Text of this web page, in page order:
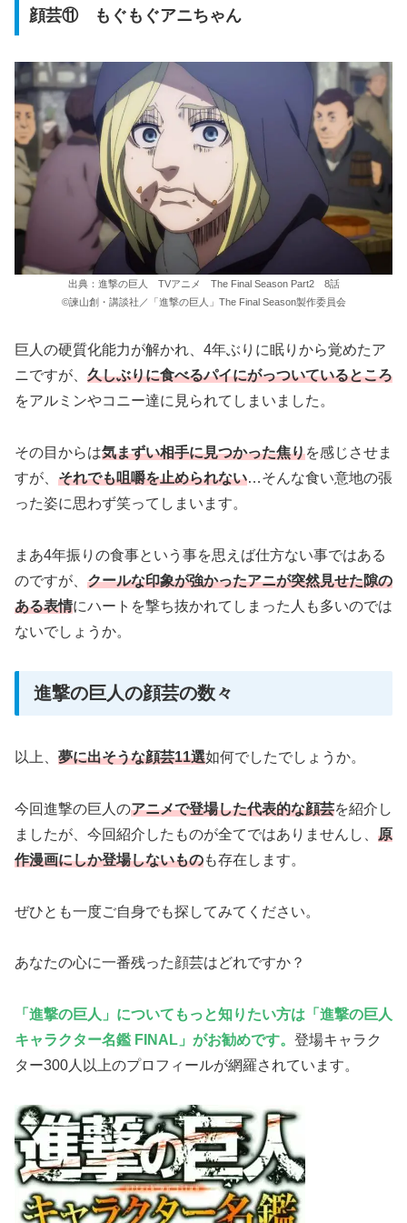
顔芸⑪ もぐもぐアニちゃん
出典：進撃の巨人 TVアニメ The Final Season Part2 8話
©諫山創・講談社／「進撃の巨人」The Final Season製作委員会
巨人の硬質化能力が解かれ、4年ぶりに眠りから覚めたア
ニですが、 久しぶりに食べるパイにがっついているところ
をアルミンやコニー達に見られてしまいました。
その目からは気まずい相手に見つかった焦りを感じさせま
すが、 それでも咀嚼を止められない…そんな食い意地の張
った姿に思わず笑ってしまいます。
まあ4年振りの食事という事を思えば仕方ない事ではある
のですが、 クールな印象が強かったアニが突然見せた隙の
ある表情にハートを撃ち抜かれてしまった人も多いのでは
ないでしょうか。
進撃の巨人の顔芸の数々
以上、 夢に出そうな顔芸11選如何でしたでしょうか。
今回進撃の巨人のアニメで登場した代表的な顔芸を紹介し
ましたが、今回紹介したものが全てではありませんし、 原
作漫画にしか登場しないものも存在します。
ぜひとも一度ご自身でも探してみてください。
あなたの心に一番残った顔芸はどれですか？
「進撃の巨人」についてもっと知りたい方は「進撃の巨人
キャラクター名鑑 FINAL」がお勧めです。 登場キャラク
ター300人以上のプロフィールが網羅されています。